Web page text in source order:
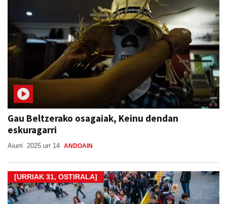
Gau Beltzerako osagaiak, Keinu dendan
eskuragarri
Aiurri 2025 urr 14 ANDOAIN
[URRIAK 31, OSTIRALA]